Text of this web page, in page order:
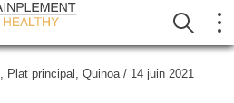
, Plat principal , Quinoa / 14 juin 2021